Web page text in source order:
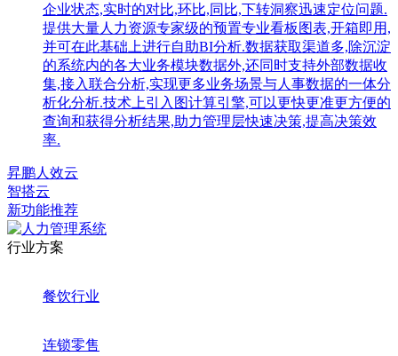
企业状态,实时的对比,环比,同比,下转洞察迅速定位问题.
提供大量人力资源专家级的预置专业看板图表,开箱即用,
并可在此基础上进行自助BI分析.数据获取渠道多,除沉淀
的系统内的各大业务模块数据外,还同时支持外部数据收
集,接入联合分析,实现更多业务场景与人事数据的一体分
析化分析.技术上引入图计算引擎,可以更快更准更方便的
查询和获得分析结果,助力管理层快速决策,提高决策效
率.
昇鹏人效云
智搭云
新功能推荐
行业方案
餐饮行业
连锁零售